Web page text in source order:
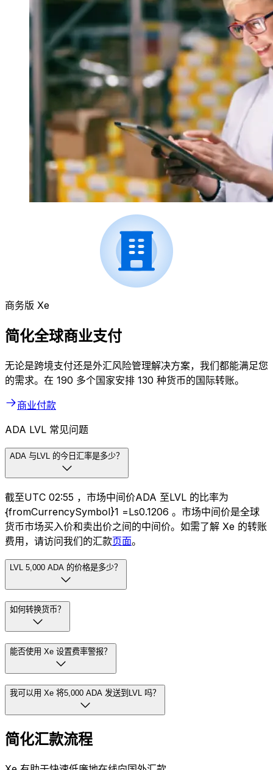
商务版 Xe
简化全球商业支付
无论是跨境支付还是外汇风险管理解决方案，我们都能满足您
的需求。在 190 多个国家安排 130 种货币的国际转账。
商业付款
ADA LVL 常见问题
ADA 与LVL 的今日汇率是多少？
截至UTC 02:55 ，市场中间价ADA 至LVL 的比率为
{fromCurrencySymbol}1 =Ls0.1206 。市场中间价是全球
货币市场买入价和卖出价之间的中间价。如需了解 Xe 的转账
费用，请访问我们的汇款页面。
LVL 5,000 ADA 的价格是多少？
如何转换货币？
能否使用 Xe 设置费率警报？
我可以用 Xe 将5,000 ADA 发送到LVL 吗？
简化汇款流程